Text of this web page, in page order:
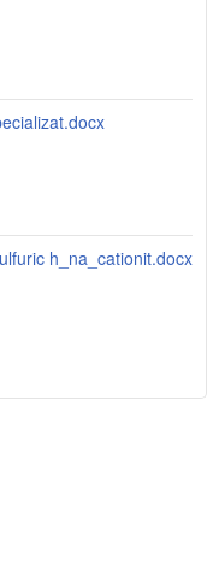
h_na_cationit.docx